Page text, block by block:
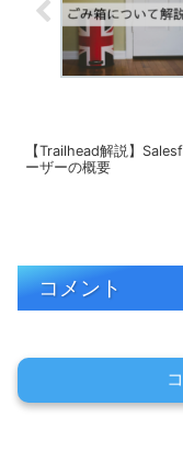
【Trailhead解説】
ーザーの概要
コメント